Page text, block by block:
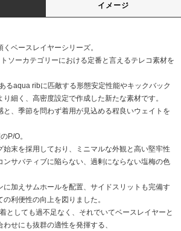
イメージ
ベースレイヤーシリーズ。
ソーカテゴリーにおける定番と言えるテレコ素材を
るaqua ribに匹敵する形態安定性能やキックバック
細く、高密度設定で作成した新たな素材です。
と、季節を問わず着用が見込める程良いウェイトを
P/O。
始末を採用しており、ミニマルな外観と高い堅牢性
ンサバティブに陥らない、過剰にならない塩梅の色
に加えサムホールを配置、サイドスリットも完備す
利便性の向上を図りました。
としても過不足なく、それでいてベースレイヤーと
せにも抜群の適性を発揮する、